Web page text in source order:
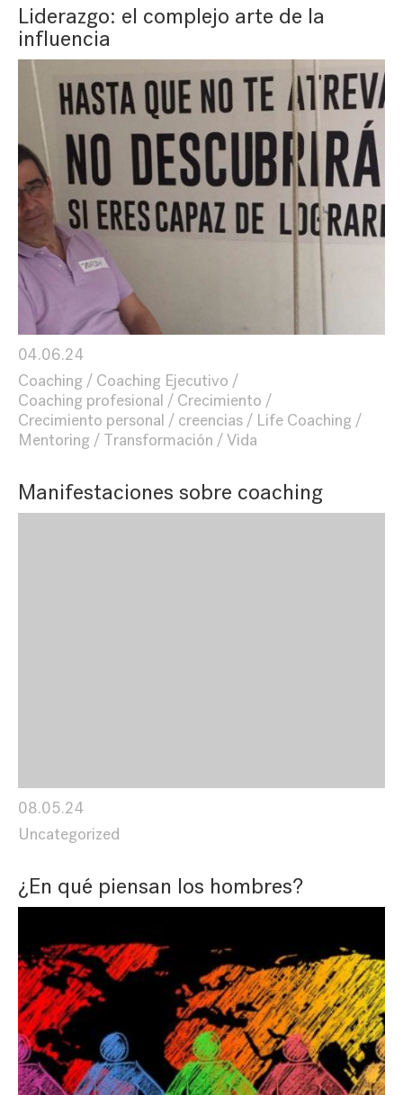
Liderazgo: el complejo arte de la
influencia
04.06.24
Coaching
Coaching Ejecutivo
Coaching profesional
Crecimiento
Crecimiento personal
creencias
Life Coaching
Mentoring
Transformación Vida
Manifestaciones sobre coaching
08.05.24
Uncategorized
¿En qué piensan los hombres?